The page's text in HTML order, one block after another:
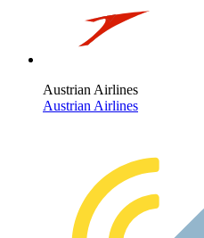
Austrian Airlines
Austrian Airlines